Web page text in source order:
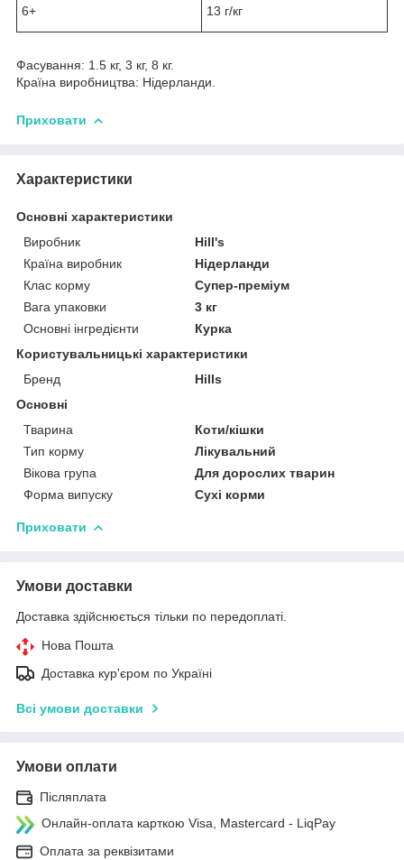
6+ 13 г/кг
Фасування: 1.5 кг, 3 кг, 8 кг.
Країна виробництва: Нідерланди.
Приховати
Характеристики
Основні характеристики
Виробник
Hill's
Країна виробник
Нідерланди
Клас корму
Супер-преміум
Вага упаковки
3 кг
Основні інгредієнти
Курка
Користувальницькі характеристики
Бренд
Hills
Основні
Тварина
Коти/кішки
Тип корму
Лікувальний
Вікова група
Для дорослих тварин
Форма випуску
Сухі корми
Приховати
Умови доставки
Доставка здійснюється тільки по передоплаті.
Нова Пошта
Доставка кур'єром по Україні
Всі умови доставки
Умови оплати
Післяплата
Онлайн-оплата карткою Visa, Mastercard - LiqPay
Оплата за реквізитами